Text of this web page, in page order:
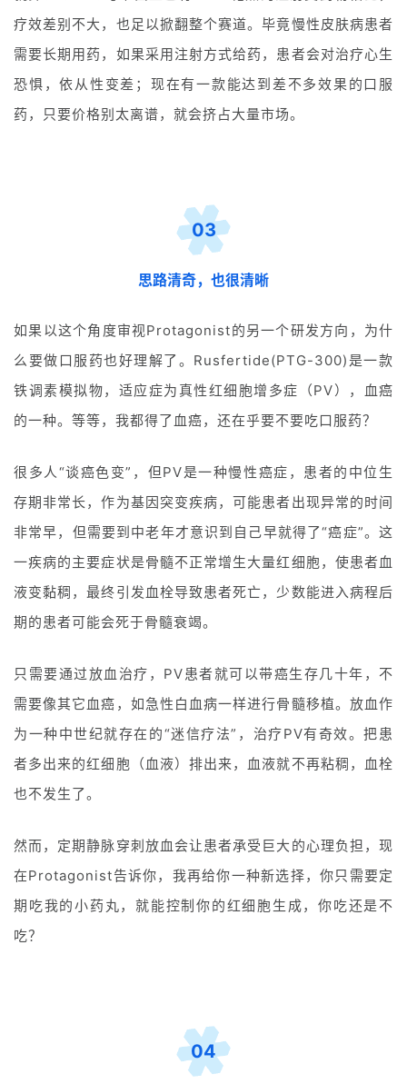
药
时
代
学
苑
s
h
联
们
疗效差别不大，也足以掀翻整个赛道。毕竟慢性皮肤病患者
需要长期用药，如果采用注射方式给药，患者会对治疗心生
恐惧，依从性变差；现在有一款能达到差不多效果的口服
药，只要价格别太离谱，就会挤占大量市场。
03
思路清奇，也很清晰
如果以这个角度审视Protagonist的另一个研发方向，为什
么要做口服药也好理解了。Rusfertide(PTG-300)是一款
铁调素模拟物，适应症为真性红细胞增多症（PV），血癌
的一种。等等，我都得了血癌，还在乎要不要吃口服药？
很多人“谈癌色变”，但PV是一种慢性癌症，患者的中位生
存期非常长，作为基因突变疾病，可能患者出现异常的时间
非常早，但需要到中老年才意识到自己早就得了“癌症”。这
一疾病的主要症状是骨髓不正常增生大量红细胞，使患者血
液变黏稠，最终引发血栓导致患者死亡，少数能进入病程后
期的患者可能会死于骨髓衰竭。
只需要通过放血治疗，PV患者就可以带癌生存几十年，不
需要像其它血癌，如急性白血病一样进行骨髓移植。放血作
为一种中世纪就存在的“迷信疗法”，治疗PV有奇效。把患
者多出来的红细胞（血液）排出来，血液就不再粘稠，血栓
也不发生了。
然而，定期静脉穿刺放血会让患者承受巨大的心理负担，现
在Protagonist告诉你，我再给你一种新选择，你只需要定
期吃我的小药丸，就能控制你的红细胞生成，你吃还是不
吃？
04